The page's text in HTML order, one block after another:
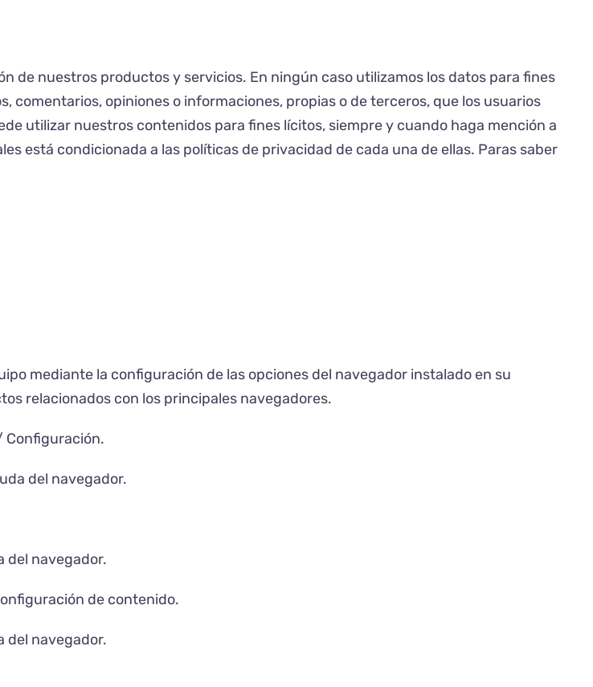
de nuestros productos y servicios. En ningún caso utilizamos los datos para fines
comentarios, opiniones o informaciones, propias o de terceros, que los usuarios
utilizar nuestros contenidos para fines lícitos, siempre y cuando haga mención a
está condicionada a las políticas de privacidad de cada una de ellas. Paras saber
mediante la configuración de las opciones del navegador instalado en su
relacionados con los principales navegadores.
del navegador.
del navegador.
de contenido.
del navegador.